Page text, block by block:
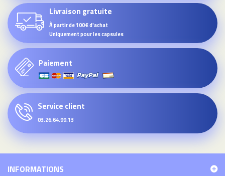
Livraison gratuite
À partir de 100€ d'achat
Uniquement pour les capsules
Paiement
Service client
03.26.64.99.13
INFORMATIONS